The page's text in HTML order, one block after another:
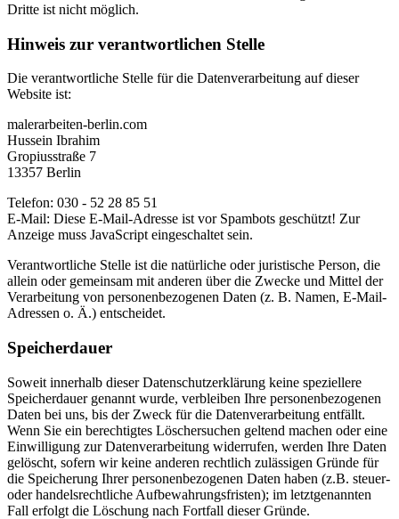
Dritte ist nicht möglich.
Hinweis zur verantwortlichen Stelle
Die verantwortliche Stelle für die Datenverarbeitung auf dieser
Website ist:
malerarbeiten-berlin.com
Hussein Ibrahim
Gropiusstraße 7
13357 Berlin
Telefon: 030 - 52 28 85 51
E-Mail: Diese E-Mail-Adresse ist vor Spambots geschützt! Zur
Anzeige muss JavaScript eingeschaltet sein.
Verantwortliche Stelle ist die natürliche oder juristische Person, die
allein oder gemeinsam mit anderen über die Zwecke und Mittel der
Verarbeitung von personenbezogenen Daten (z. B. Namen, E-Mail-
Adressen o. Ä.) entscheidet.
Speicherdauer
Soweit innerhalb dieser Datenschutzerklärung keine speziellere
Speicherdauer genannt wurde, verbleiben Ihre personenbezogenen
Daten bei uns, bis der Zweck für die Datenverarbeitung entfällt.
Wenn Sie ein berechtigtes Löschersuchen geltend machen oder eine
Einwilligung zur Datenverarbeitung widerrufen, werden Ihre Daten
gelöscht, sofern wir keine anderen rechtlich zulässigen Gründe für
die Speicherung Ihrer personenbezogenen Daten haben (z.B. steuer-
oder handelsrechtliche Aufbewahrungsfristen); im letztgenannten
Fall erfolgt die Löschung nach Fortfall dieser Gründe.